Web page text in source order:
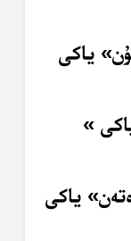
ياكى
»
ياكى